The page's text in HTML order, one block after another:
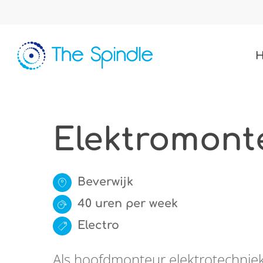
content
Beverwijk
40 uren per week
Electro